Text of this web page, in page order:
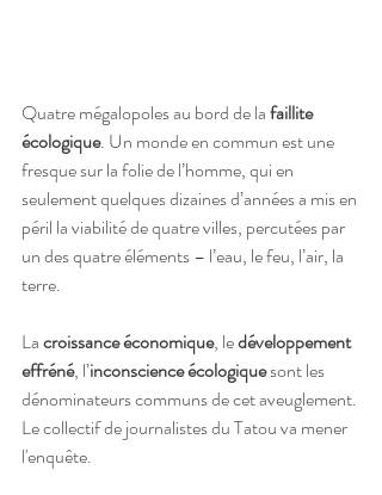
Quatre mégalopoles au bord de la faillite
écologique. Un monde en commun est une
fresque sur la folie de l’homme, qui en
seulement quelques dizaines d’années a mis en
péril la viabilité de quatre villes, percutées par
un des quatre éléments – l’eau, le feu, l’air, la
terre.
La croissance économique, le développement
effréné, l’inconscience écologique sont les
dénominateurs communs de cet aveuglement.
Le collectif de journalistes du Tatou va mener
l'enquête.